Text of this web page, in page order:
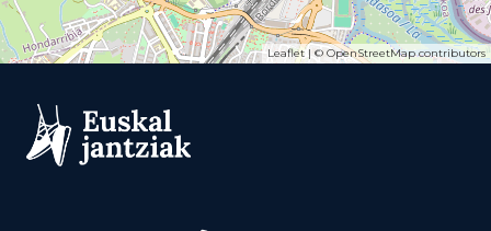
Leaflet| © OpenStreetMapcontributors